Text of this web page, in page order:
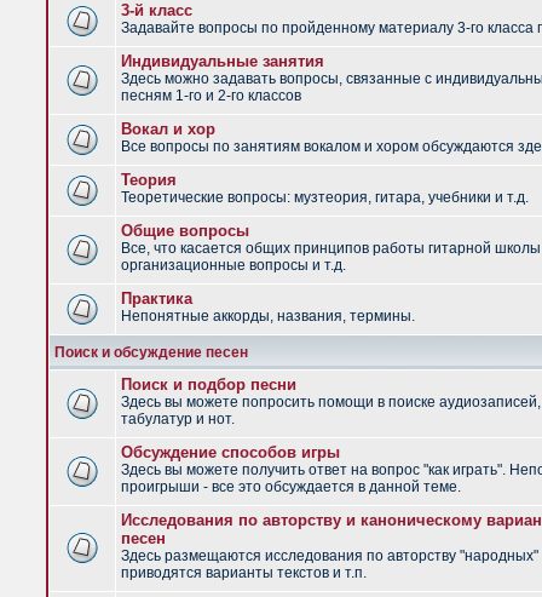
3-й класс
Задавайте вопросы по пройденному материалу 3-го класса
Индивидуальные занятия
Здесь можно задавать вопросы, связанные с
песням 1-го и 2-го классов
Вокал и хор
Все вопросы по занятиям вокалом и хором обсуждаются
Теория
Теоретические вопросы: музтеория, гитара, учебники и т.д.
Общие вопросы
Все, что касается общих принципов работы гитарной
организационные вопросы и т.д.
Практика
Непонятные аккорды, названия, термины.
Поиск и обсуждение песен
Поиск и подбор песни
Здесь вы можете попросить помощи в поиске аудиозаписей,
табулатур и нот.
Обсуждение способов игры
Здесь вы можете получить ответ на вопрос "как играть".
проигрыши - все это обсуждается в данной теме.
Исследования по авторству и каноническому
песен
Здесь размещаются исследования по авторству "народных"
приводятся варианты текстов и т.п.